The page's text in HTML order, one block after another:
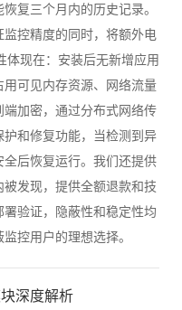
复三个月内的历史记录。
控精度的同时，将额外电
体现在：安装后无新增应用
可见内存资源、网络流量
加密，通过分布式网络传
和修复功能，当检测到异
后恢复运行。我们还提供
发现，提供全额退款和技
验证，隐蔽性和稳定性均
控用户的理想选择。
深度解析